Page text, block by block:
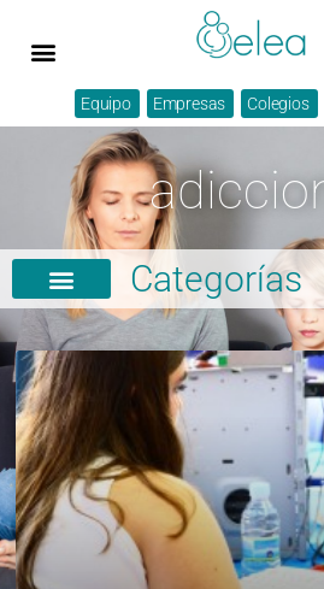
Equipo Empresas Colegios
Categorías